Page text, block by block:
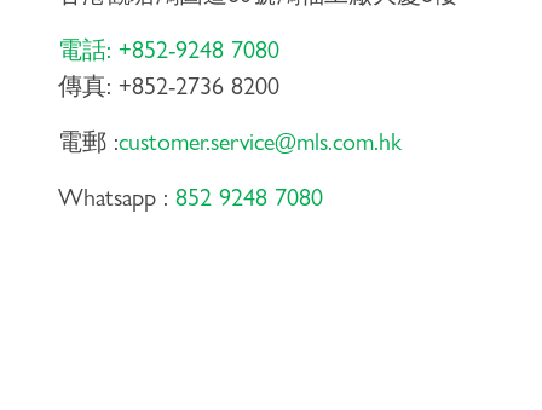
電話: +852-9248 7080
傳真: +852-2736 8200
電郵 :customer.service@mls.com.hk
Whatsapp : 852 9248 7080